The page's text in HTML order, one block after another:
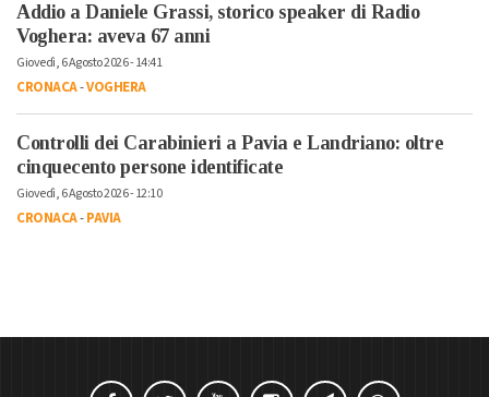
Addio a Daniele Grassi, storico speaker di Radio
Voghera: aveva 67 anni
Giovedì, 6 Agosto 2026 - 14:41
CRONACA-VOGHERA
Controlli dei Carabinieri a Pavia e Landriano: oltre
cinquecento persone identificate
Giovedì, 6 Agosto 2026 - 12:10
CRONACA-PAVIA